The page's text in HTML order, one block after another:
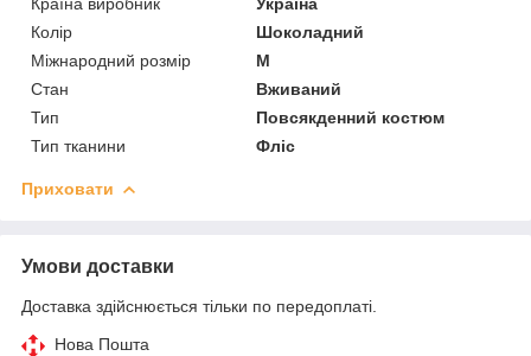
Колір
Шоколадний
Міжнародний розмір
M
Стан
Вживаний
Тип
Повсякденний костюм
Тип тканини
Фліс
Приховати
Умови доставки
Доставка здійснюється тільки по передоплаті.
Нова Пошта